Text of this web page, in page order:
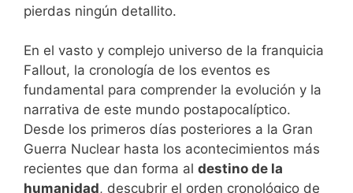
pierdas ningún detallito.
En el vasto y complejo universo de la franquicia
Fallout, la cronología de los eventos es
fundamental para comprender la evolución y la
narrativa de este mundo postapocalíptico.
Desde los primeros días posteriores a la Gran
Guerra Nuclear hasta los acontecimientos más
recientes que dan forma al destino de la
humanidad, descubrir el orden cronológico de